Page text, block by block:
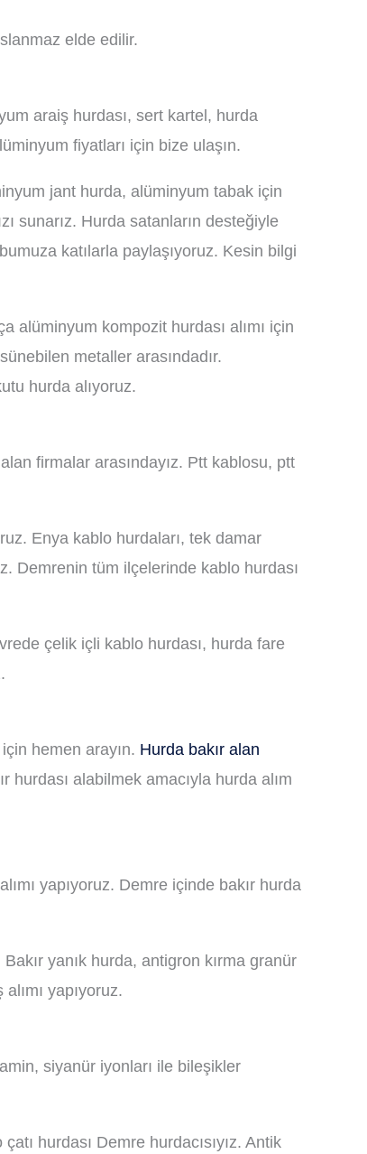
elde edilir.
araiş hurdası, sert kartel, hurda
fiyatları için bize ulaşın.
jant hurda, alüminyum tabak için
sunarız. Hurda satanların desteğiyle
katılarla paylaşıyoruz. Kesin bilgi
alüminyum kompozit hurdası alımı için
metaller arasındadır.
hurda alıyoruz.
firmalar arasındayız. Ptt kablosu, ptt
Enya kablo hurdaları, tek damar
Demrenin tüm ilçelerinde kablo hurdası
çelik içli kablo hurdası, hurda fare
hemen arayın. Hurda bakır alan
hurdası alabilmek amacıyla hurda alım
yapıyoruz. Demre içinde bakır hurda
yanık hurda, antigron kırma granür
yapıyoruz.
siyanür iyonları ile bileşikler
hurdası Demre hurdacısıyız. Antik